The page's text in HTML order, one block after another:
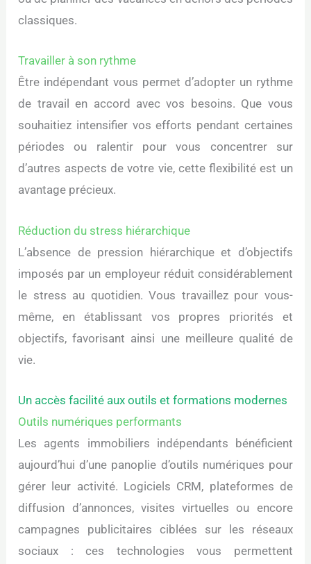
classiques.
Travailler à son rythme
Être indépendant vous permet d’adopter un rythme
de travail en accord avec vos besoins. Que vous
souhaitiez intensifier vos efforts pendant certaines
périodes ou ralentir pour vous concentrer sur
d’autres aspects de votre vie, cette flexibilité est un
avantage précieux.
Réduction du stress hiérarchique
L’absence de pression hiérarchique et d’objectifs
imposés par un employeur réduit considérablement
le stress au quotidien. Vous travaillez pour vous-
même, en établissant vos propres priorités et
objectifs, favorisant ainsi une meilleure qualité de
vie.
Un accès facilité aux outils et formations modernes
Outils numériques performants
Les agents immobiliers indépendants bénéficient
aujourd’hui d’une panoplie d’outils numériques pour
gérer leur activité. Logiciels CRM, plateformes de
diffusion d’annonces, visites virtuelles ou encore
campagnes publicitaires ciblées sur les réseaux
sociaux : ces technologies vous permettent